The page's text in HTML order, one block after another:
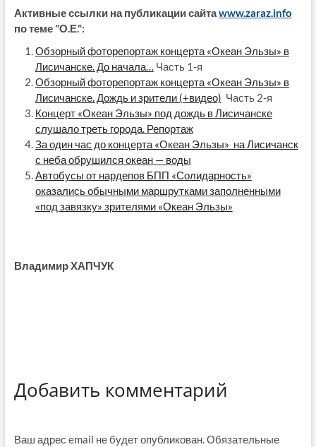
Активные ссылки на публикации сайтаwww.zaraz.info
по теме "О.Е.":
Обзорный фоторепортаж концерта «Океан Эльзы» в
Лисичанске. До начала… Часть 1-я
Обзорный фоторепортаж концерта «Океан Эльзы» в
Лисичанске. Дождь и зрители (+видео) Часть 2-я
Концерт «Океан Эльзы» под дождь в Лисичанске
слушало треть города. Репортаж
За один час до концерта «Океан Эльзы» на Лисичанск
с неба обрушился океан — воды
Автобусы от нардепов БПП «Солидарность»
оказались обычными маршрутками заполненными
«под завязку» зрителями «Океан Эльзы»
Владимир ХАПЧУК
Добавить комментарий
Ваш адрес email не будет опубликован.Обязательные